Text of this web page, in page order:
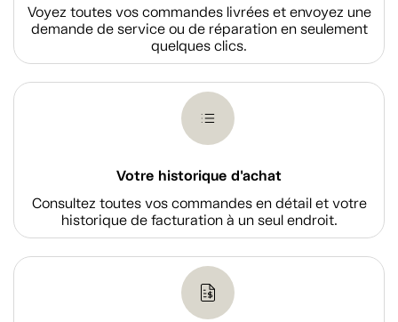
Voyez toutes vos commandes livrées et envoyez une
demande de service ou de réparation en seulement
quelques clics.
Votre historique d'achat
Consultez toutes vos commandes en détail et votre
historique de facturation à un seul endroit.